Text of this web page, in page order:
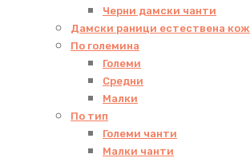
Черни дамски чанти
Дамски раници естествена
По големина
Големи
Средни
Малки
По тип
Големи чанти
Малки чанти